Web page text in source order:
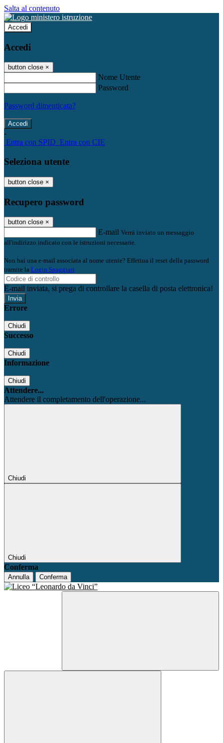
Salta al contenuto
Accedi
Accedi
button close ×
Nome Utente
Password
Password dimenticata?
-
Entra con SPID Entra con CIE
Seleziona utente
button close ×
Recupero password
button close ×
E-mail Verrà inviato un messaggio
all'indirizzo indicato con le istruzioni necessarie.
Non hai una e-mail associata al nome utente? Effettua il reset della password
tramite la Login Spaggiari
E-mail inviata, si prega di controllare la casella di posta elettronica!
Errore
Chiudi
Successo
Chiudi
Informazione
Chiudi
Attendere...
Attendere il completamento dell'operazione...
Chiudi
Chiudi
Conferma
Annulla Conferma